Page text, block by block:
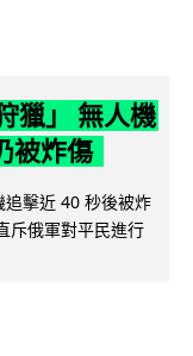
獵」 無人機
被炸傷
擊近 40 秒後被炸
斥俄軍對平民進行